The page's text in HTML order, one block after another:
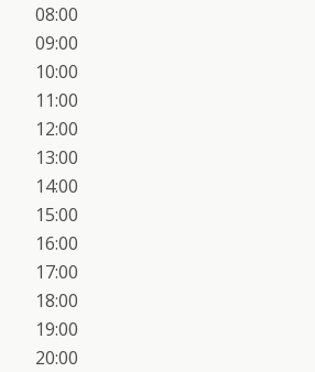
08:00
09:00
10:00
11:00
12:00
13:00
14:00
15:00
16:00
17:00
18:00
19:00
20:00